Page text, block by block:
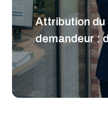
Attribution du
demandeur :